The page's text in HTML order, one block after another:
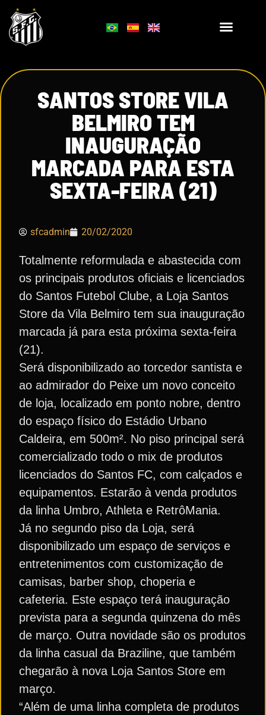
SANTOS STORE VILA
BELMIRO TEM
INAUGURAÇÃO
MARCADA PARA ESTA
SEXTA-FEIRA (21)
sfcadmin 20/02/2020
Totalmente reformulada e abastecida com
os principais produtos oficiais e licenciados
do Santos Futebol Clube, a Loja Santos
Store da Vila Belmiro tem sua inauguração
marcada já para esta próxima sexta-feira
(21).
Será disponibilizado ao torcedor santista e
ao admirador do Peixe um novo conceito
de loja, localizado em ponto nobre, dentro
do espaço físico do Estádio Urbano
Caldeira, em 500m². No piso principal será
comercializado todo o mix de produtos
licenciados do Santos FC, com calçados e
equipamentos. Estarão à venda produtos
da linha Umbro, Athleta e RetrôMania.
Já no segundo piso da Loja, será
disponibilizado um espaço de serviços e
entretenimentos com customização de
camisas, barber shop, choperia e
cafeteria. Este espaço terá inauguração
prevista para a segunda quinzena do mês
de março. Outra novidade são os produtos
da linha casual da Braziline, que também
chegarão à nova Loja Santos Store em
março.
“Além de uma linha completa de produtos